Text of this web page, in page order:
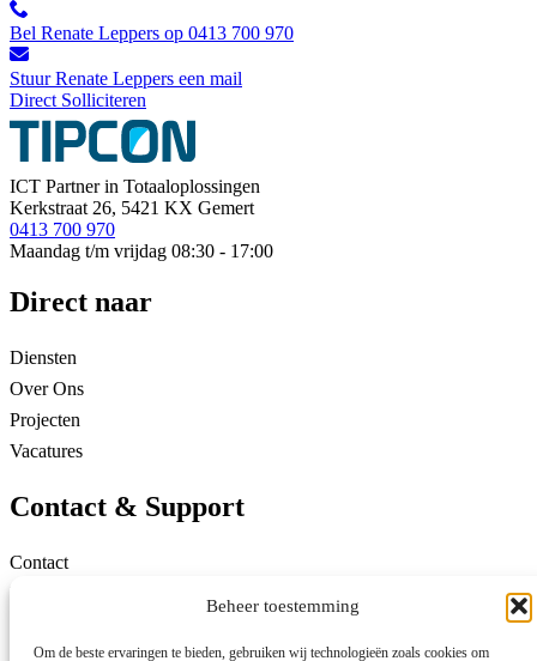
Beheer toestemming
Om de beste ervaringen te bieden, gebruiken wij technologieën zoals cookies om
Bel Renate Leppers op 0413 700 970
Stuur Renate Leppers een mail
Direct Solliciteren
ICT Partner in Totaaloplossingen
Kerkstraat 26, 5421 KX Gemert
0413 700 970
Maandag t/m vrijdag 08:30 - 17:00
Direct naar
Diensten
Over Ons
Projecten
Vacatures
Contact & Support
Contact
Relatieformulier